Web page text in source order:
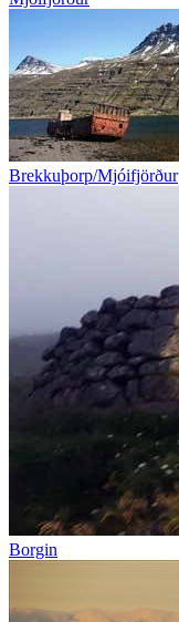
Brekkuþorp/Mjóifjörður
Borgin